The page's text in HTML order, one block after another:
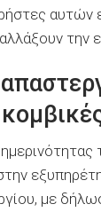
αυτών
αλλάξουν την
με